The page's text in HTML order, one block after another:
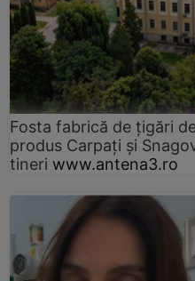
Fosta fabrică de țigări
produs Carpați și
tineri www.antena3.ro